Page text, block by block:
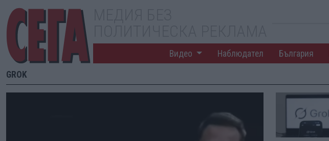
Видео Наблюдател България
GROK